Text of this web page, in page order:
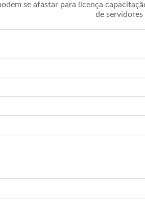
se afastar para licença
de